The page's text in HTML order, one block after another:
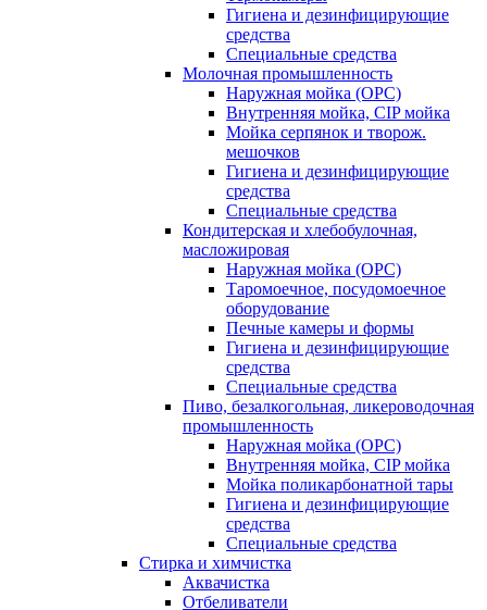
Гигиена и дезинфицирующие
средства
Специальные средства
Молочная промышленность
Наружная мойка (ОРС)
Внутренняя мойка, CIP мойка
Мойка серпянок и творож.
мешочков
Гигиена и дезинфицирующие
средства
Специальные средства
Кондитерская и хлебобулочная,
масложировая
Наружная мойка (ОРС)
Таромоечное, посудомоечное
оборудование
Печные камеры и формы
Гигиена и дезинфицирующие
средства
Специальные средства
Пиво, безалкогольная, ликероводочная
промышленность
Наружная мойка (ОРС)
Внутренняя мойка, CIP мойка
Мойка поликарбонатной тары
Гигиена и дезинфицирующие
средства
Специальные средства
Стирка и химчистка
Аквачистка
Отбеливатели